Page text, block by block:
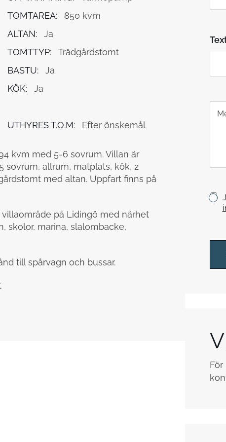
TOMTAREA:
850 kvm
ALTAN:
Ja
TOMTTYP:
Trädgårdstomt
BASTU:
Ja
KÖK:
Ja
UTHYRES T.O.M: Efter önskemål
kvm med 5-6 sovrum. Villan är
sovrum, allrum, matplats, kök, 2
med altan. Uppfart finns på
på Lidingö med närhet
skolor, marina, slalombacke,
till spårvagn och bussar.
l
o
n
y
e
K
s
t